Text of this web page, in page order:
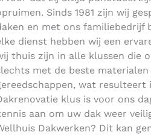
Sinds 1981 zijn wij
en met ons familiebedrijf
dienst hebben wij een
thuis zijn in alle klussen die
met de beste
wat resulteert
klus is voor ons
aan om uw dak weer
Dakwerken? Dit kan